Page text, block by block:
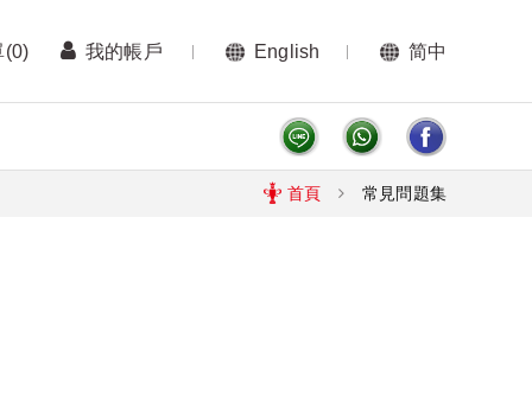
(0) 我的帳戶 English 简中
首頁 常見問題集